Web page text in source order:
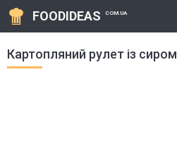
FOODIDEAS COM.UA
Картопляний рулет із